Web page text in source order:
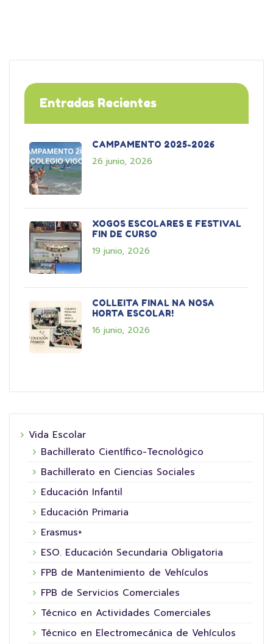
Entradas Recientes
CAMPAMENTO 2025-2026
26 junio, 2026
XOGOS ESCOLARES E FESTIVAL
FIN DE CURSO
19 junio, 2026
COLLEITA FINAL NA NOSA
HORTA ESCOLAR!
16 junio, 2026
Vida Escolar
Bachillerato Científico-Tecnológico
Bachillerato en Ciencias Sociales
Educación Infantil
Educación Primaria
Erasmus+
ESO. Educación Secundaria Obligatoria
FPB de Mantenimiento de Vehículos
FPB de Servicios Comerciales
Técnico en Actividades Comerciales
Técnico en Electromecánica de Vehículos